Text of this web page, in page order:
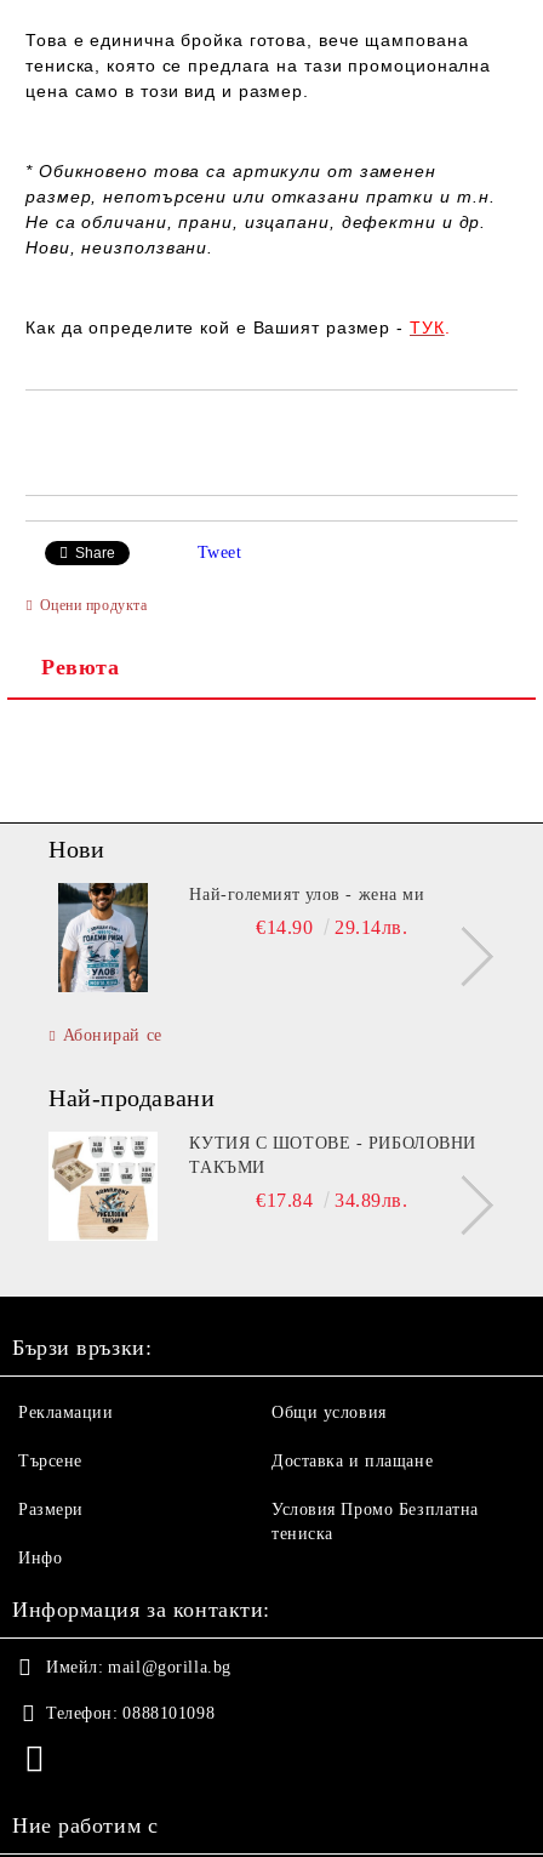
Това e единична бройка готова, вече щампована
тениска, която се предлага на тази промоционална
цена само в този вид и размер.
* Обикновено това са артикули от заменен
размер,непотърсени или отказани пратки и т.н.
Не са обличани, прани, изцапани, дефектни и др.
Нови, неизползвани.
Как да определите кой е Вашият размер - ТУК
Share Tweet
Оцени продукта
Ревюта
Нови
Най-големият улов - жена ми
€14.90 29.14лв.
Абонирай се
Най-продавани
КУТИЯ С ШОТОВЕ - РИБОЛОВНИ
ТАКЪМИ
€17.84 34.89лв.
Бързи връзки:
Рекламации
Търсене
Размери
Инфо
Общи условия
Доставка и плащане
Условия Промо Безплатна
тениска
Информация за контакти:
Имейл: mail@gorilla.bg
Телефон: 0888101098
Ние работим с